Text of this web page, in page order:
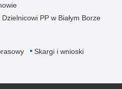
Dzielnicowi PP w Białym Borze
Skargi i wnioski